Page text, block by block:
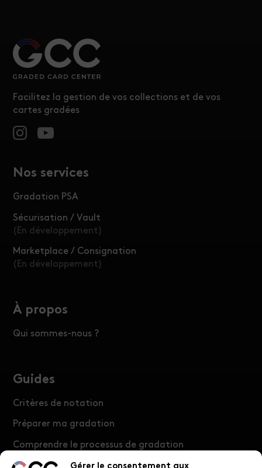
Facilitez la gestion de vos collections et de vos
cartes gradées
Nos services
Gradation PSA
Sécurisation / Vault
(En développement)
Marketplace / Consignation
(En développement)
À propos
Qui sommes-nous ?
Guides
Critères de notation
Préparer ma gradation
Comprendre le processus de gradation
FAQ